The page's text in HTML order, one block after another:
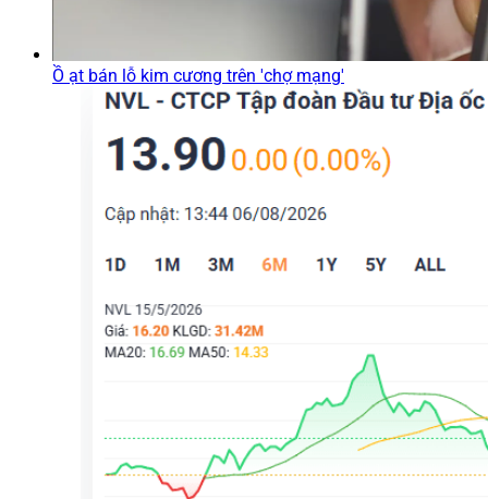
Ồ ạt bán lỗ kim cương trên 'chợ mạng'